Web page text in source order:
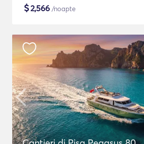
$2,566 /noapte